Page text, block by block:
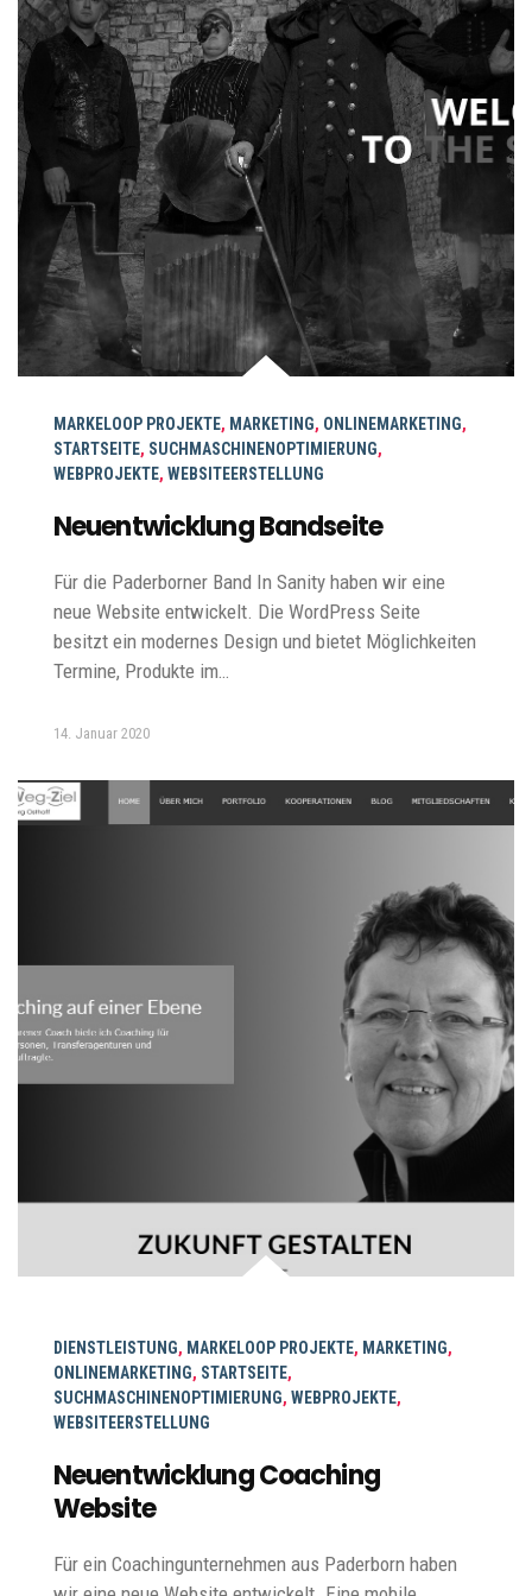
MARKELOOP PROJEKTE, MARKETING, ONLINEMARKETING,
STARTSEITE, SUCHMASCHINENOPTIMIERUNG,
WEBPROJEKTE, WEBSITEERSTELLUNG
Neuentwicklung Bandseite
Für die Paderborner Band In Sanity haben wir eine
neue Website entwickelt. Die WordPress Seite
besitzt ein modernes Design und bietet Möglichkeiten
Termine, Produkte im…
14. Januar 2020
DIENSTLEISTUNG, MARKELOOP PROJEKTE, MARKETING,
ONLINEMARKETING, STARTSEITE,
SUCHMASCHINENOPTIMIERUNG, WEBPROJEKTE,
WEBSITEERSTELLUNG
Neuentwicklung Coaching
Website
Für ein Coachingunternehmen aus Paderborn haben